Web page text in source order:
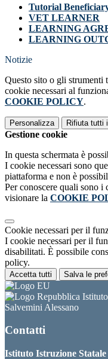
Tutorial
VET LEARNER
LEARNING
LEARNING
Notizie
Questo sito o gli strumenti
cookie necessari al
COOKIE POLICY.
Personalizza Rifiuta tutti
Gestione cookie
In questa schermata è
I cookie necessari sono
piattaforma e non è
Per conoscere quali sono i
visionare la COOKIE
Cookie necessari per il
I cookie necessari per il
disabilitati. È possibile
policy.
Accetta tutti Salva le
Salvemini Alessano
Contatti
Istituto Istruzione